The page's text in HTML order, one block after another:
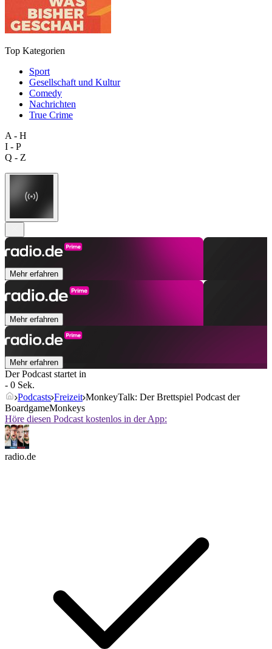
Top Kategorien
Sport
Gesellschaft und Kultur
Comedy
Nachrichten
True Crime
A - H
I - P
Q - Z
Mehr erfahren
Mehr erfahren
Mehr erfahren
Der Podcast startet in
- 0 Sek.
Podcasts Freizeit MonkeyTalk: Der Brettspiel Podcast der
BoardgameMonkeys
Höre diesen Podcast kostenlos in der App:
radio.de